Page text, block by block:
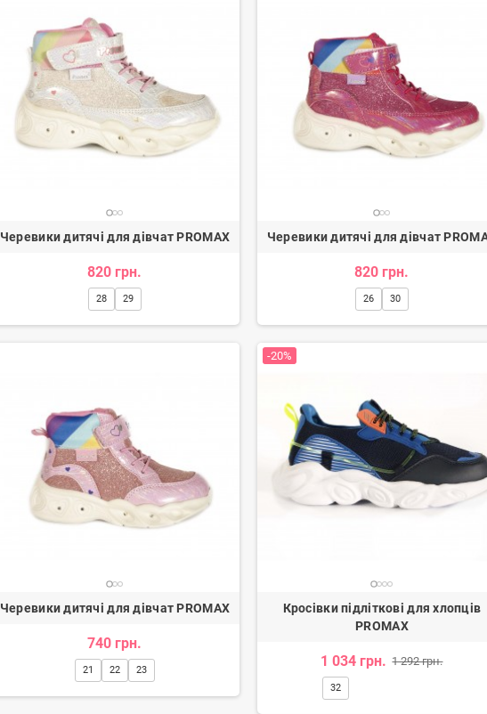
Черевики дитячі для дівчат PROMAX
820 грн.
28 29
Черевики дитячі для дівчат
820 грн.
26 30
Черевики дитячі для дівчат PROMAX
740 грн.
21 22 23
-20%
Кросівки підліткові для хлопців
PROMAX
1 034 грн. 1 292 грн.
32